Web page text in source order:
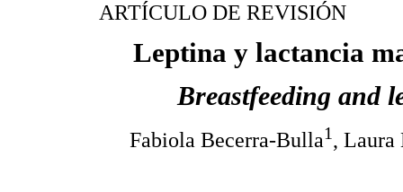
ARTÍCULO DE REVISIÓN
Leptina y lactancia
Breastfeeding and
Fabiola Becerra-Bulla1, Laura